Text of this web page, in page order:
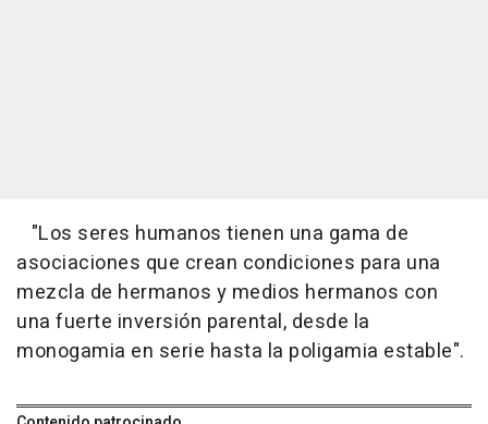
"Los seres humanos tienen una gama de
asociaciones que crean condiciones para una
mezcla de hermanos y medios hermanos con
una fuerte inversión parental, desde la
monogamia en serie hasta la poligamia estable".